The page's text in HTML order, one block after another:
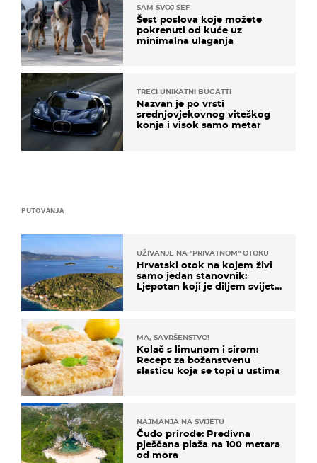
PUTOVANJA
UŽIVANJE NA "PRIVATNOM" OTOKU
Hrvatski otok na kojem živi
samo jedan stanovnik:
Ljepotan koji je diljem svijeta
MA, SAVRŠENSTVO!
Kolač s limunom i sirom:
Recept za božanstvenu
slasticu koja se topi u ustima
NAJMANJA NA SVIJETU
Čudo prirode: Predivna
pješčana plaža na 100 metara
od mora
SAM SVOJ ŠEF
Šest poslova koje možete
pokrenuti od kuće uz
minimalna ulaganja
TREĆI UNIKATNI BUGATTI
Nazvan je po vrsti
srednjovjekovnog viteškog
konja i visok samo metar